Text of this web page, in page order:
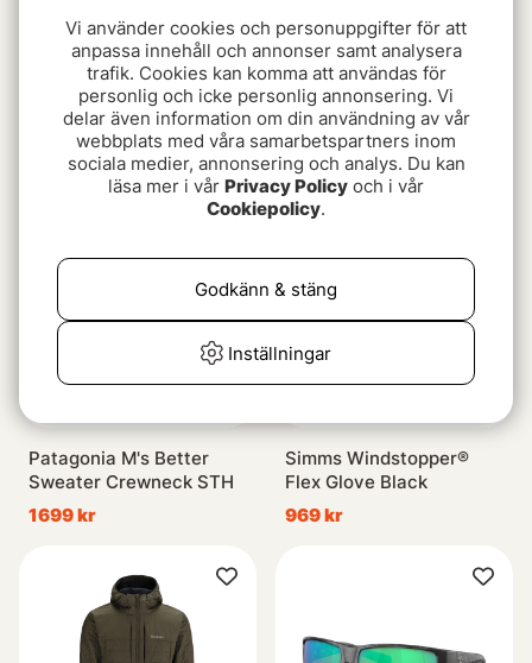
Simms ColdWeather
Shirt Selvedge Logan
1699 kr
Aclima Lars Monsen
Femunden Jacket M's Jet
Black
2799 kr
Patagonia M's Better
Sweater Crewneck STH
1699 kr
Simms Windstopper®
Flex Glove Black
969 kr
Vi använder cookies och personuppgifter för att
anpassa innehåll och annonser samt analysera
trafik. Cookies kan komma att användas för
personlig och icke personlig annonsering. Vi
delar även information om din användning av vår
webbplats med våra samarbetspartners inom
sociala medier, annonsering och analys. Du kan
läsa mer i vår Privacy Policy och i vår
Cookiepolicy.
Inställningar
Godkänn & stäng